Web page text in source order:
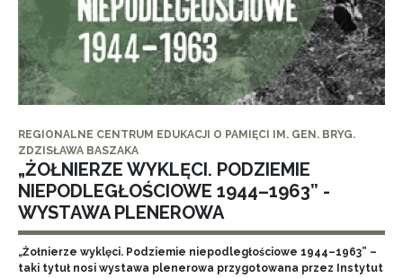
REGIONALNE CENTRUM EDUKACJI O PAMIĘCI IM. GEN. BRYG.
ZDZISŁAWA BASZAKA
„ŻOŁNIERZE WYKLĘCI. PODZIEMIE
NIEPODLEGŁOŚCIOWE 1944–1963” -
WYSTAWA PLENEROWA
„Żołnierze wyklęci. Podziemie niepodległościowe 1944–1963” –
taki tytuł nosi wystawa plenerowa przygotowana przez Instytut